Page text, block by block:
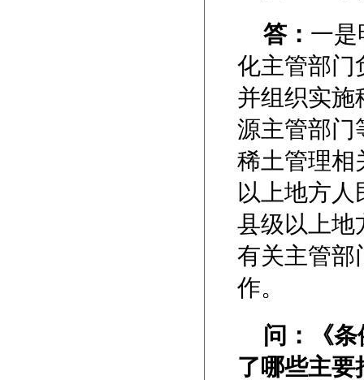
答： 一是
化主管部门
并组织实施
源主管部门
稀土管理相
以上地方
县级以上地
有关主管部
作。
问：
《
了哪些主要